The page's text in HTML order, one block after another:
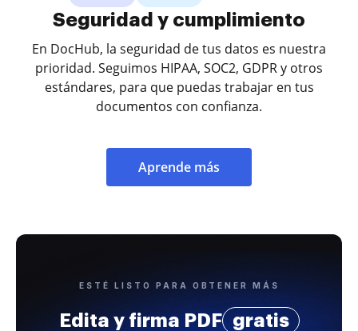
Seguridad y cumplimiento
En DocHub, la seguridad de tus datos es nuestra
prioridad. Seguimos HIPAA, SOC2, GDPR y otros
estándares, para que puedas trabajar en tus
documentos con confianza.
Aprende más
ESTÉ LISTO PARA OBTENER MÁS
Edita y firma PDF gratis